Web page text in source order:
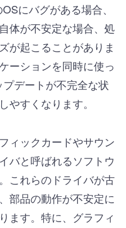
にバグがある場合、
体が不安定な場合、処
が起こることがありま
ーションを同時に使っ
デートが不完全な状
やすくなります。
ィックカードやサウン
バと呼ばれるソフトウ
これらのドライバが古
部品の動作が不安定に
ます。特に、グラフィ